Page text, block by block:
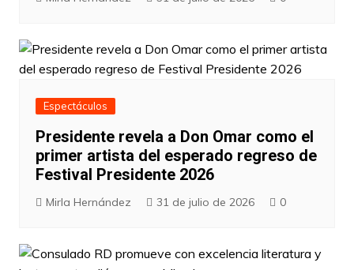
Espectáculos
Presidente revela a Don Omar como el
primer artista del esperado regreso de
Festival Presidente 2026
Mirla Hernández 31 de julio de 2026 0